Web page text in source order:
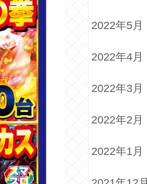
2022年5月
2022年4月
2022年3月
2022年2月
2022年1月